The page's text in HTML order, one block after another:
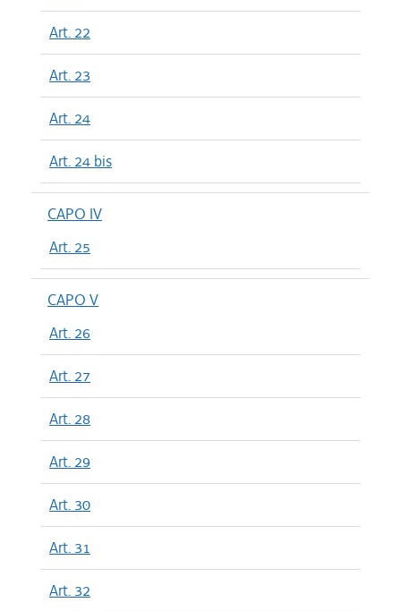
Art. 22
Art. 23
Art. 24
Art. 24 bis
CAPO IV
Art. 25
CAPO V
Art. 26
Art. 27
Art. 28
Art. 29
Art. 30
Art. 31
Art. 32